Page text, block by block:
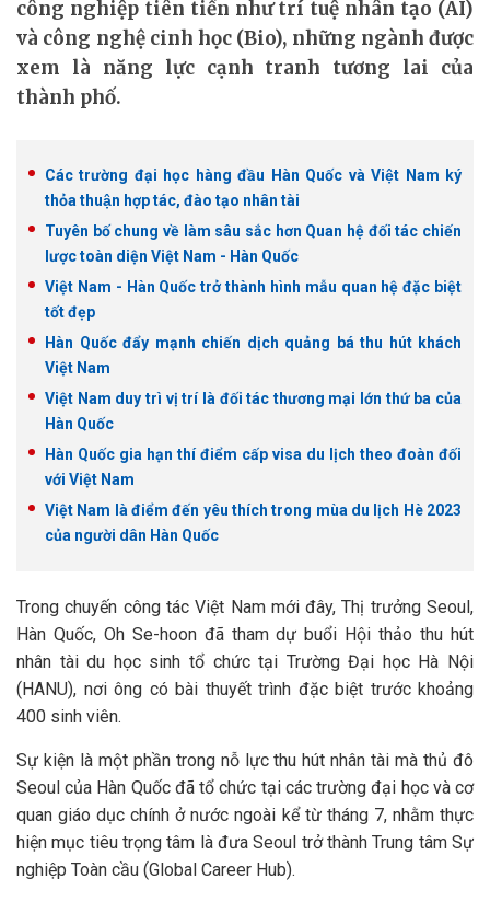
công nghiệp tiên tiến như trí tuệ nhân tạo (AI)
và công nghệ cinh học (Bio), những ngành được
xem là năng lực cạnh tranh tương lai của
thành phố.
Các trường đại học hàng đầu Hàn Quốc và Việt Nam ký
thỏa thuận hợp tác, đào tạo nhân tài
Tuyên bố chung về làm sâu sắc hơn Quan hệ đối tác chiến
lược toàn diện Việt Nam - Hàn Quốc
Việt Nam - Hàn Quốc trở thành hình mẫu quan hệ đặc biệt
tốt đẹp
Hàn Quốc đẩy mạnh chiến dịch quảng bá thu hút khách
Việt Nam
Việt Nam duy trì vị trí là đối tác thương mại lớn thứ ba của
Hàn Quốc
Hàn Quốc gia hạn thí điểm cấp visa du lịch theo đoàn đối
với Việt Nam
Việt Nam là điểm đến yêu thích trong mùa du lịch Hè 2023
của người dân Hàn Quốc
Trong chuyến công tác Việt Nam mới đây, Thị trưởng Seoul,
Hàn Quốc, Oh Se-hoon đã tham dự buổi Hội thảo thu hút
nhân tài du học sinh tổ chức tại Trường Đại học Hà Nội
(HANU), nơi ông có bài thuyết trình đặc biệt trước khoảng
400 sinh viên.
Sự kiện là một phần trong nỗ lực thu hút nhân tài mà thủ đô
Seoul của Hàn Quốc đã tổ chức tại các trường đại học và cơ
quan giáo dục chính ở nước ngoài kể từ tháng 7, nhằm thực
hiện mục tiêu trọng tâm là đưa Seoul trở thành Trung tâm Sự
nghiệp Toàn cầu (Global Career Hub).